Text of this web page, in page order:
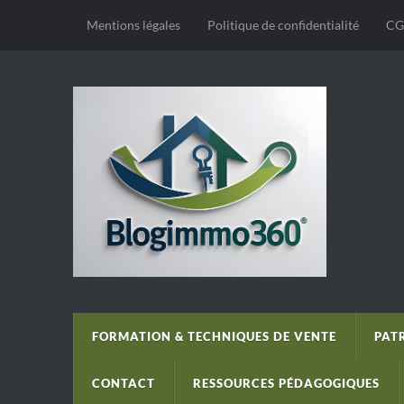
Mentions légales Politique de confidentialité
FORMATION & TECHNIQUES DE VENTE
CONTACT RESSOURCES PÉDAGOGIQUES